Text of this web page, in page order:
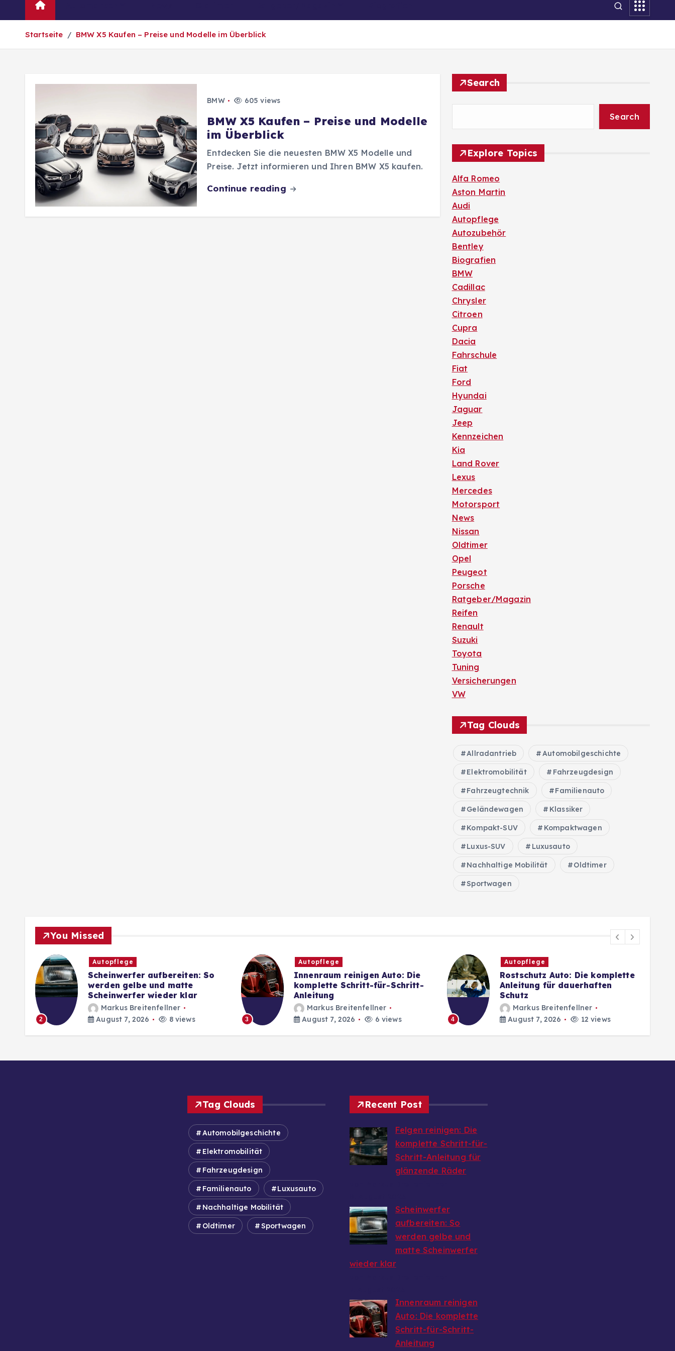
Startseite BMW X5 Kaufen – Preise und Modelle im Überblick
BMW 605 views
BMW X5 Kaufen – Preise und Modelle
im Überblick
Entdecken Sie die neuesten BMW X5 Modelle und
Preise. Jetzt informieren und Ihren BMW X5 kaufen.
Continue reading
Search
Search
Explore Topics
Alfa Romeo
Aston Martin
Audi
Autopflege
Autozubehör
Bentley
Biografien
BMW
Cadillac
Chrysler
Citroen
Cupra
Dacia
Fahrschule
Fiat
Ford
Hyundai
Jaguar
Jeep
Kennzeichen
Kia
Land Rover
Lexus
Mercedes
Motorsport
News
Nissan
Oldtimer
Opel
Peugeot
Porsche
Ratgeber/Magazin
Reifen
Renault
Suzuki
Toyota
Tuning
Versicherungen
VW
Tag Clouds
Allradantrieb Automobilgeschichte
Elektromobilität Fahrzeugdesign
Fahrzeugtechnik Familienauto
Geländewagen Klassiker
Kompakt-SUV Kompaktwagen
Luxus-SUV Luxusauto
Nachhaltige Mobilität Oldtimer
Sportwagen
You Missed
2
Autopflege
Scheinwerfer aufbereiten: So
werden gelbe und matte
Scheinwerfer wieder klar
Markus Breitenfellner
August 7, 2026
8 views 3
Autopflege
Innenraum reinigen Auto: Die
komplette Schritt-für-Schritt-
Anleitung
Markus Breitenfellner
August 7, 2026
6 views 4
Autopflege
Rostschutz Auto: Die komplette
Anleitung für dauerhaften
Schutz
Markus Breitenfellner
August 7, 2026
12 views
Tag Clouds
Automobilgeschichte
Elektromobilität
Fahrzeugdesign
Familienauto Luxusauto
Nachhaltige Mobilität
Oldtimer Sportwagen
Recent Post
Felgen reinigen: Die
komplette Schritt-für-
Schritt-Anleitung für
glänzende Räder
Scheinwerfer
aufbereiten: So
werden gelbe und
matte Scheinwerfer
wieder klar
Innenraum reinigen
Auto: Die komplette
Schritt-für-Schritt-
Anleitung